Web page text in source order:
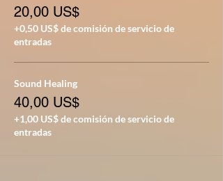
20,00 US$
+0,50 US$ de comisión de servicio de
entradas
Sound Healing
40,00 US$
+1,00 US$ de comisión de servicio de
entradas